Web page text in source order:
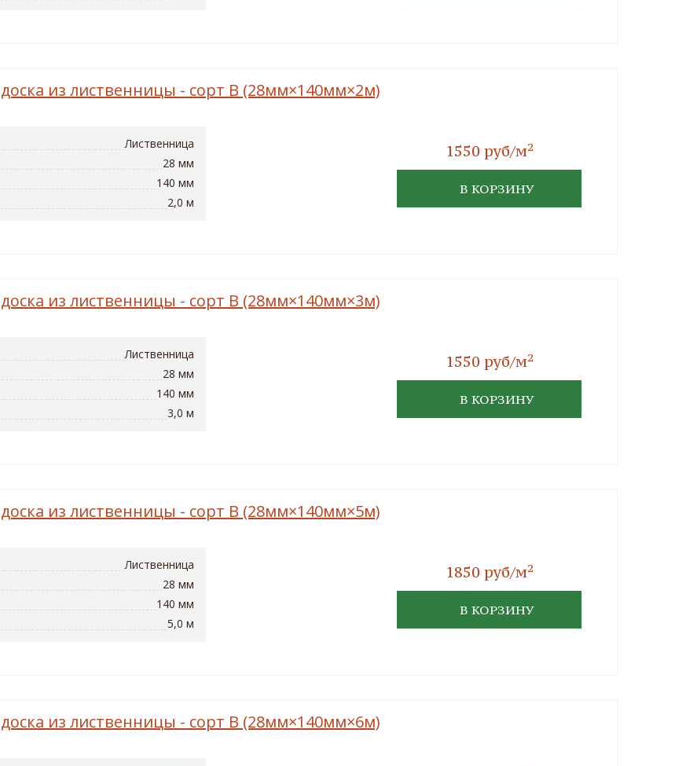
из лиственницы - сорт B (28мм×140мм×2м)
Лиственница
28 мм
140 мм
2,0 м
1550 руб/м2
В КОРЗИНУ
из лиственницы - сорт B (28мм×140мм×3м)
Лиственница
28 мм
140 мм
3,0 м
1550 руб/м2
В КОРЗИНУ
из лиственницы - сорт B (28мм×140мм×5м)
Лиственница
28 мм
140 мм
5,0 м
1850 руб/м2
В КОРЗИНУ
из лиственницы - сорт B (28мм×140мм×6м)